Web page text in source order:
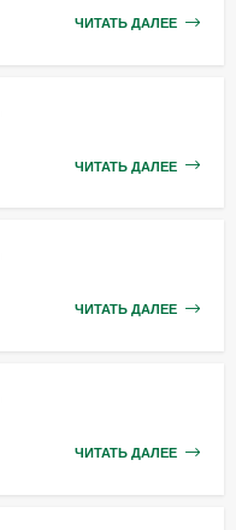
ЧИТАТЬ ДАЛЕЕ
ЧИТАТЬ ДАЛЕЕ
ЧИТАТЬ ДАЛЕЕ
ЧИТАТЬ ДАЛЕЕ